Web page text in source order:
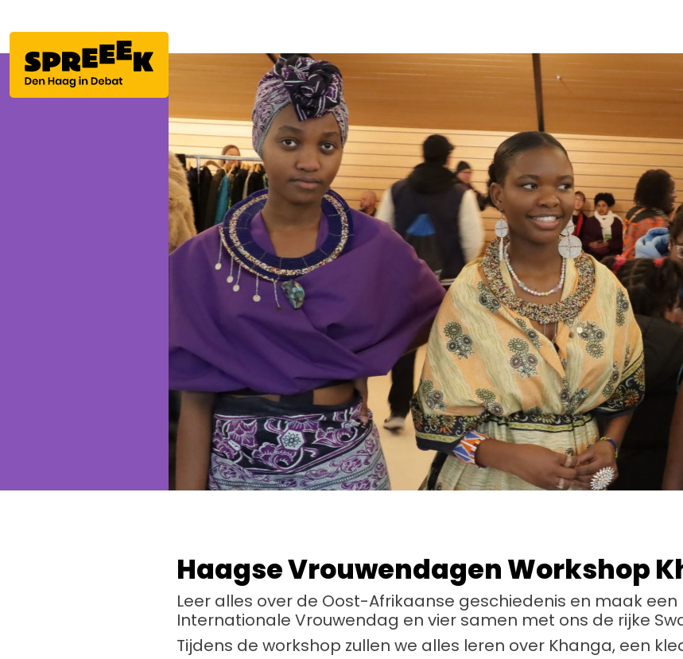
Haagse Vrouwendagen Workshop
Leer alles over de Oost-Afrikaanse geschiedenis en maak een
Internationale Vrouwendag en vier samen met ons de rijke
Tijdens de workshop zullen we alles leren over Khanga, een